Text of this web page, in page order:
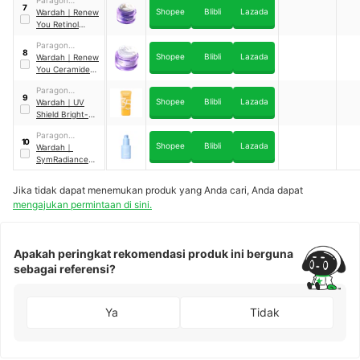
7
Technology and
Innovation
Wardah ｜ Renew
You Retinol
Matrixyl™ 3000
Lift & Rejuvenate
Night Moisturizer
Shopee Blibli Lazada
8
Paragon
Technology and
Innovation
Wardah ｜ Renew
You Ceramide
Lift & Firm Day
Moisturizer SPF
35 PA+++
Shopee Blibli Lazada
9
Paragon
Technology and
Innovation
Wardah ｜ UV
Shield Bright-C
Sunscreen
Serum SPF 35
PA+++
Shopee Blibli Lazada
10
Paragon
Technology And
Innovation
Wardah ｜
SymRadiance
399+10%
Bright & Barrier
Repair Serum
Shopee Blibli Lazada
Jika tidak dapat menemukan produk yang Anda cari, Anda dapat
mengajukan permintaan di sini.
Apakah peringkat rekomendasi produk ini berguna
sebagai referensi?
Ya Tidak